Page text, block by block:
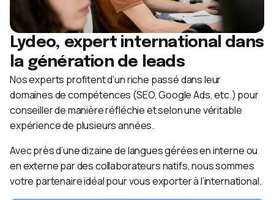
Lydeo, expert international dans
la génération de leads
Nos experts profitent d’un riche passé dans leur
domaines de compétences (SEO, Google Ads, etc.) pour
conseiller de manière réfléchie et selon une véritable
expérience de plusieurs années.
Avec près d’une dizaine de langues gérées en interne ou
en externe par des collaborateurs natifs, nous sommes
votre partenaire idéal pour vous exporter à l’international.